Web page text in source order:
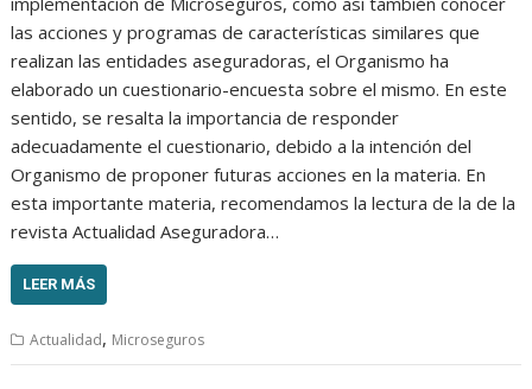
las acciones y programas de características similares que
realizan las entidades aseguradoras, el Organismo ha
elaborado un cuestionario-encuesta sobre el mismo. En este
sentido, se resalta la importancia de responder
adecuadamente el cuestionario, debido a la intención del
Organismo de proponer futuras acciones en la materia. En
esta importante materia, recomendamos la lectura de la de la
revista Actualidad Aseguradora…
LEER MÁS
Actualidad, Microseguros